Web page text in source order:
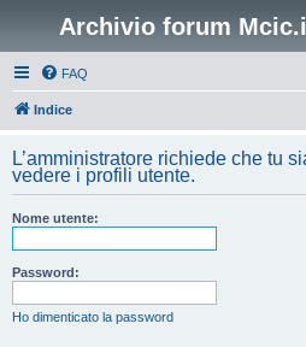
Archivio forum
FAQ
Indice
L’amministratore richiede che tu
vedere i profili utente.
Nome utente:
Password:
Ho dimenticato la password